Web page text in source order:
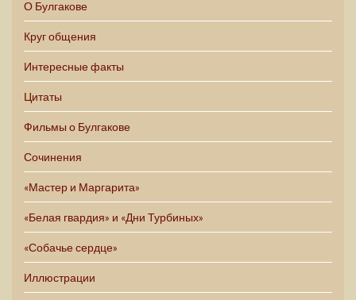
О Булгакове
Круг общения
Интересные факты
Цитаты
Фильмы о Булгакове
Сочинения
«Мастер и Маргарита»
«Белая гвардия» и «Дни Турбиных»
«Собачье сердце»
Иллюстрации